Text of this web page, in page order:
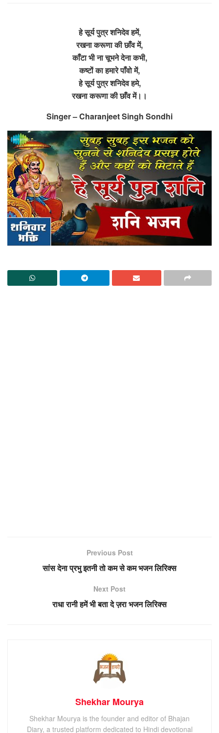
हे सूर्य पुत्र शनिदेव हमें,
रखना करूणा की छाँव में,
काँटा भी ना चूभने देना कभी,
कष्टों का हमारे पाँवो में,
हे सूर्य पुत्र शनिदेव हमे,
रखना करूणा की छाँव में।।
Singer – Charanjeet Singh Sondhi
Previous Post
सांस देना प्रभु इतनी तो कम से कम भजन लिरिक्स
Next Post
राधा रानी हमें भी बता दे ज़रा भजन लिरिक्स
Shekhar Mourya
Shekhar Mourya is the founder and editor of Bhajan
Diary, a trusted platform dedicated to Hindi devotional